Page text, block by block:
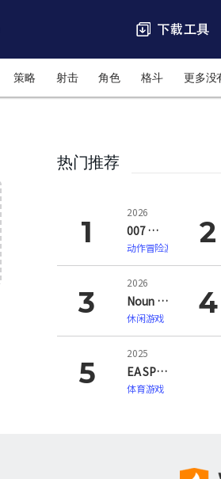
策略 射击 角色 格斗 更多没
热门推荐
2026
007 初露锋芒（007 First Light）
动作冒险游戏
2026
Noun Town 语言学习（Noun Town Language Learning）
休闲游戏
2025
EA SPORTS FC 26
体育游戏